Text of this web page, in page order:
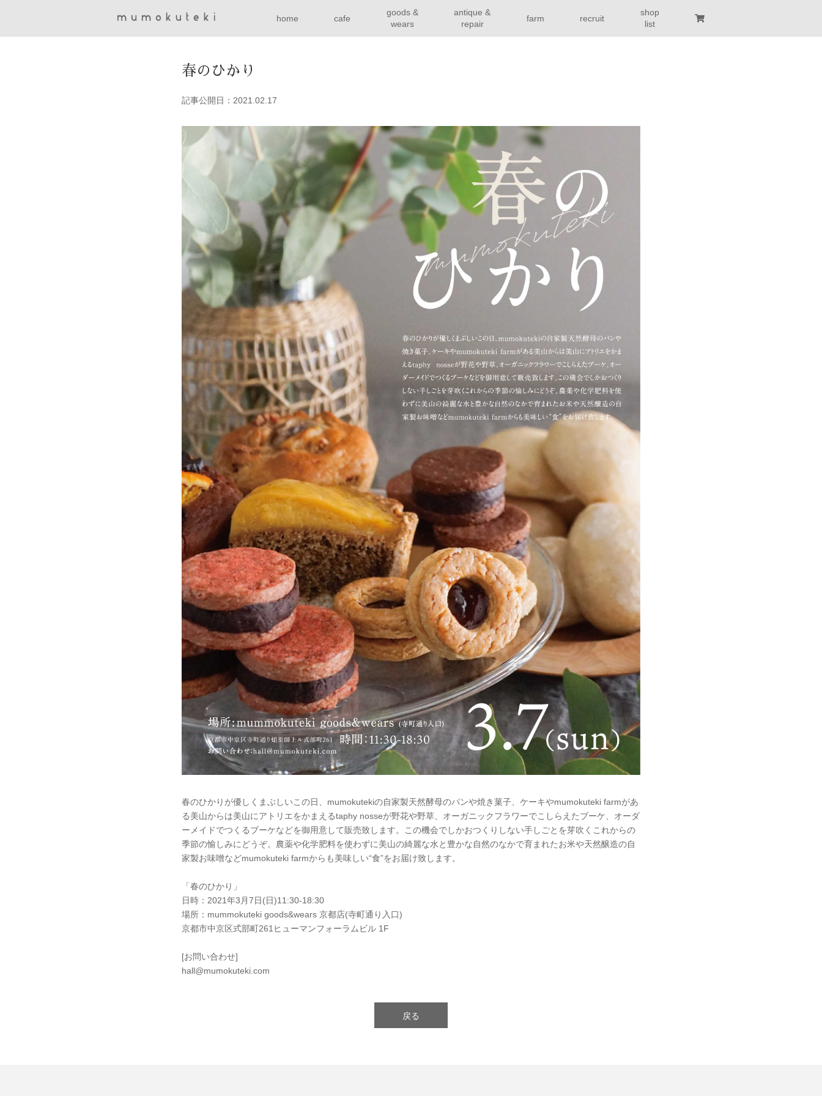
home cafe
goods &
wears
antique &
repair
farm recruit
shop
list
春のひかり
記事公開日：2021.02.17
春のひかりが優しくまぶしいこの日、mumokutekiの自家製天然酵母のパンや焼き菓子、ケーキやmumokuteki farmがあ
る美山からは美山にアトリエをかまえるtaphy nosseが野花や野草、オーガニックフラワーでこしらえたブーケ、オーダ
ーメイドでつくるブーケなどを御用意して販売致します。この機会でしかおつくりしない手しごとを芽吹くこれからの
季節の愉しみにどうぞ。農薬や化学肥料を使わずに美山の綺麗な水と豊かな自然のなかで育まれたお米や天然醸造の自
家製お味噌などmumokuteki farmからも美味しい“食”をお届け致します。
「春のひかり」
日時：2021年3月7日(日)11:30-18:30
場所：mummokuteki goods&wears 京都店(寺町通り入口)
京都市中京区式部町261ヒューマンフォーラムビル 1F
[お問い合わせ]
hall@mumokuteki.com
戻る